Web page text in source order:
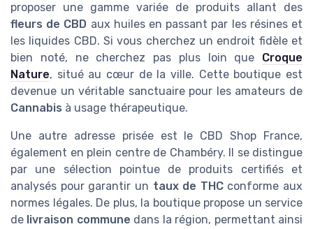
proposer une gamme variée de produits allant des
fleurs de CBD aux huiles en passant par les résines et
les liquides CBD. Si vous cherchez un endroit fidèle et
bien noté, ne cherchez pas plus loin que Croque
Nature, situé au cœur de la ville. Cette boutique est
devenue un véritable sanctuaire pour les amateurs de
Cannabis à usage thérapeutique.
Une autre adresse prisée est le CBD Shop France,
également en plein centre de Chambéry. Il se distingue
par une sélection pointue de produits certifiés et
analysés pour garantir un taux de THCconforme aux
normes légales. De plus, la boutique propose un service
de livraison commune dans la région, permettant ainsi